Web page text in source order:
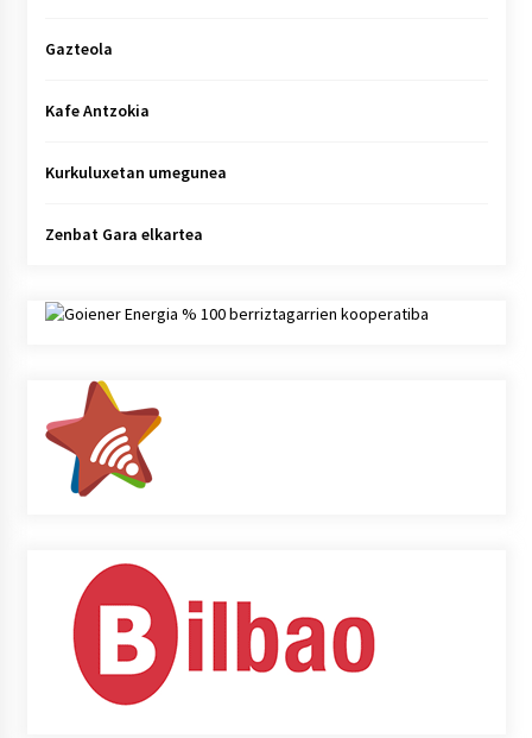
Gazteola
Kafe Antzokia
Kurkuluxetan umegunea
Zenbat Gara elkartea